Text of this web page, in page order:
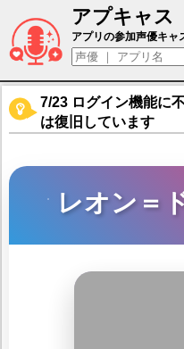
アプキャス
レオン＝ドン
アプリの参加声優キャ
7/23 ログイン機能に
は復旧しています
レオン＝